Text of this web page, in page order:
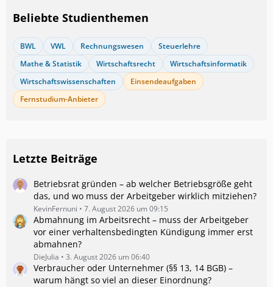
Beliebte Studienthemen
BWL VWL Rechnungswesen
Steuerlehre
Mathe & Statistik
Wirtschaftsrecht
Wirtschaftsinformatik
Wirtschaftswissenschaften
Einsendeaufgaben
Fernstudium-Anbieter
Letzte Beiträge
Betriebsrat gründen – ab welcher Betriebsgröße geht
das, und wo muss der Arbeitgeber wirklich mitziehen?
KevinFernuni 7. August 2026 um 09:15
Abmahnung im Arbeitsrecht – muss der Arbeitgeber
vor einer verhaltensbedingten Kündigung immer erst
abmahnen?
DieJulia 3. August 2026 um 06:40
Verbraucher oder Unternehmer (§§ 13, 14 BGB) –
warum hängt so viel an dieser Einordnung?